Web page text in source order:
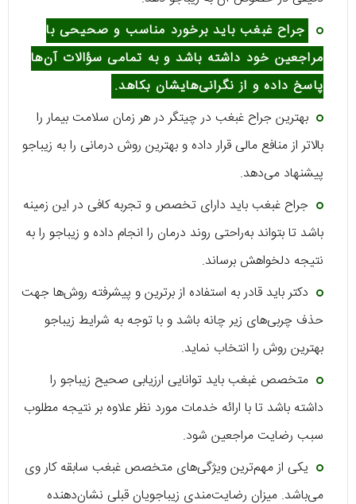
جراح غبغب باید برخورد مناسب و صحیحی با
مراجعین خود داشته باشد و به تمامی سؤالات آن‌ها
پاسخ داده و از نگرانی‌هایشان بکاهد.
بهترین جراح غبغب در چیتگر در هر زمان سلامت بیمار را
بالاتر از منافع مالی قرار داده و بهترین روش درمانی را به زیباجو
پیشنهاد می‌دهد.
جراح غبغب باید دارای تخصص و تجربه کافی در این زمینه
باشد تا بتواند به‌راحتی روند درمان را انجام داده و زیباجو را به
نتیجه دلخواهش برساند.
دکتر باید قادر به استفاده از برترین و پیشرفته روش‌ها جهت
حذف چربی‌های زیر چانه باشد و با توجه به شرایط زیباجو
بهترین روش را انتخاب نماید.
متخصص غبغب باید توانایی ارزیابی صحیح زیباجو را
داشته باشد تا با ارائه خدمات مورد نظر علاوه بر نتیجه مطلوب
سبب رضایت مراجعین شود.
یکی از مهم‌ترین ویژگی‌های متخصص غبغب سابقه کار وی
می‌باشد. میزان رضایت‌مندی زیباجویان قبلی نشان‌دهنده